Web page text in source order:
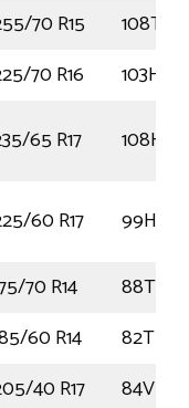
70 R15
108T
70 R16
103H
65 R17 108H
60 R17
99H
70 R14
88T
60 R14
82T
40 R17
84V